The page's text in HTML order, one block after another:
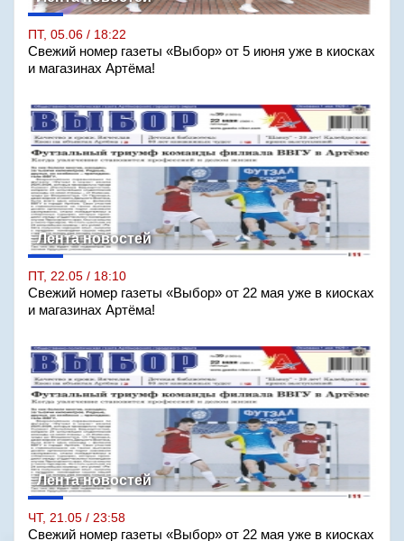
ПТ, 05.06 / 18:22
Свежий номер газеты «Выбор» от 5 июня уже в киосках
и магазинах Артёма!
Лента новостей
ПТ, 22.05 / 18:10
Свежий номер газеты «Выбор» от 22 мая уже в киосках
и магазинах Артёма!
Лента новостей
ЧТ, 21.05 / 23:58
Свежий номер газеты «Выбор» от 22 мая уже в киосках